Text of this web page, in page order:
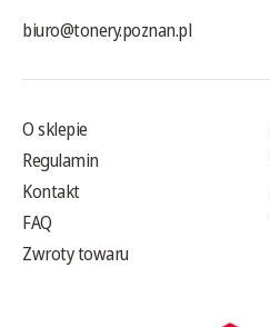
biuro@tonery.poznan.pl
O sklepie
Regulamin
Kontakt
FAQ
Zwroty towaru